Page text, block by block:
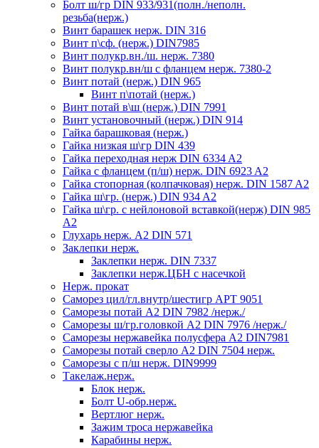
Болт ш/гр DIN 933/931(полн./неполн.
резьба(нерж.)
Винт барашек нерж. DIN 316
Винт п\сф. (нерж.) DIN7985
Винт полукр.вн./ш. нерж. 7380
Винт полукр.вн/ш с фланцем нерж. 7380-2
Винт потай (нерж.) DIN 965
Винт п\потай (нерж.)
Винт потай в\ш (нерж.) DIN 7991
Винт установочный (нерж.) DIN 914
Гайка барашковая (нерж.)
Гайка низкая ш\гр DIN 439
Гайка переходная нерж DIN 6334 A2
Гайка с фланцем (п/ш) нерж. DIN 6923 A2
Гайка стопорная (колпачковая) нерж. DIN 1587 A2
Гайка ш\гр. (нерж.) DIN 934 A2
Гайка ш\гр. с нейлоновой вставкой(нерж) DIN 985
A2
Глухарь нерж. А2 DIN 571
Заклепки нерж.
Заклепки нерж. DIN 7337
Заклепки нерж.ЦБН с насечкой
Нерж. прокат
Саморез цил/гл.внутр/шестигр АРТ 9051
Саморезы потай А2 DIN 7982 /нерж./
Саморезы ш/гр.головкой А2 DIN 7976 /нерж./
Саморезы нержавейка полусфера А2 DIN7981
Саморезы потай сверло А2 DIN 7504 нерж.
Саморезы с п/ш нерж. DIN9999
Такелаж.нерж.
Блок нерж.
Болт U-обр.нерж.
Вертлюг нерж.
Зажим троса нержавейка
Карабины нерж.